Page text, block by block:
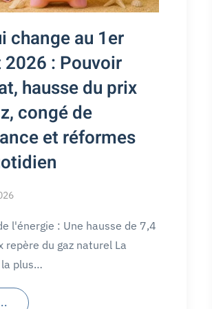
change au 1er
: Pouvoir
hausse du prix
congé de
et réformes
l'énergie : Une hausse de 7,4
repère du gaz naturel La
plus…